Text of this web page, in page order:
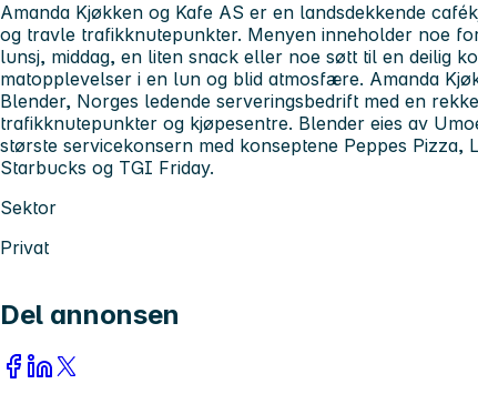
Amanda Kjøkken og Kafe AS er en landsdekkende
og travle trafikknutepunkter. Menyen inneholder noe
lunsj, middag, en liten snack eller noe søtt til en deilig
matopplevelser i en lun og blid atmosfære. Amanda
Blender, Norges ledende serveringsbedrift med en
trafikknutepunkter og kjøpesentre. Blender eies av
største servicekonsern med konseptene Peppes Pizza,
Starbucks og TGI Friday.
Sektor
Privat
Del annonsen